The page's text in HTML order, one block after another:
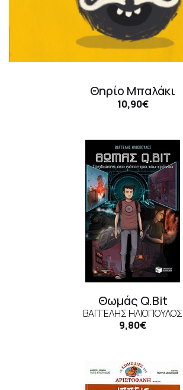
Θηρίο Μπαλάκι
10,90€
Θωμάς Q.Bit
ΒΑΓΓΈΛΗΣ ΗΛΙΌΠΟΥΛΟΣ
9,80€